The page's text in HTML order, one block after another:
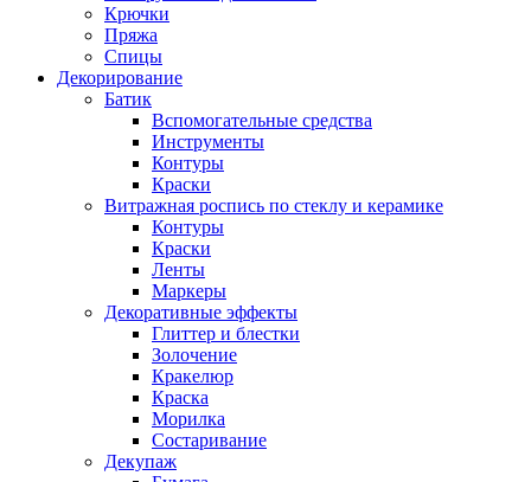
Крючки
Пряжа
Спицы
Декорирование
Батик
Вспомогательные средства
Инструменты
Контуры
Краски
Витражная роспись по стеклу и керамике
Контуры
Краски
Ленты
Маркеры
Декоративные эффекты
Глиттер и блестки
Золочение
Кракелюр
Краска
Морилка
Состаривание
Декупаж